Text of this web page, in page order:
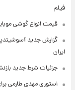
فیلم
قیمت انواع گوشی موبایل امروز
گزارش جدید
ایران
جزئیات شرط جدید
استوری مهدی طارمی